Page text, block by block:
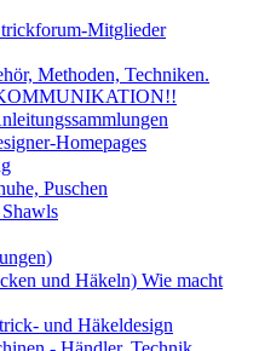
Mitglieder
Methoden, Techniken.
Homepages
Puschen
und Häkeln) Wie macht
und Häkeldesign